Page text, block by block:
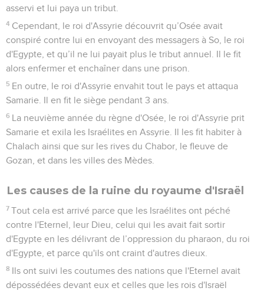
installées dans les villes de la Samarie ne connaissent pas la
manière d'adorer le dieu du pays, et il a envoyé contre elles
des lions qui les font mourir parce qu’elles ne connaissent
pas la manière d’adorer le dieu du pays. »
27 Le roi d'Assyrie donna cet ordre : « Envoyez-y l'un des
prêtres que vous avez exilés de là-bas. Qu'il aille s'y installer
et qu'il leur enseigne la manière d'adorer le dieu du pays. »
Un des prêtres qui avaient été exilés de Samarie vint
s'installer à Béthel et leur enseigna comment ils devaient
craindre l'Eternel.
29
Cependant, ces nations fabriquèrent chacune leurs dieux
les centres de hauts lieux construits par les Samaritains.
Cuth firent Nergal, ceux de Hamath firent Ashima,
31 ceux d'Avva firent Nibchaz et Tharthak. Ceux de
Sepharvaïm brûlaient leurs enfants par le feu en l'honneur
d'Adrammélec et d'Anammélec, les dieux de Sepharvaïm.
32
Ils craignaient aussi l'Eternel et ils se firent des prêtres de